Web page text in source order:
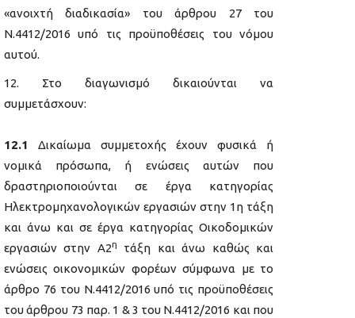
«ανοιχτή διαδικασία» του άρθρου 27 του
Ν.4412/2016 υπό τις προϋποθέσεις του νόμου
αυτού.
Στο διαγωνισμό δικαιούνται να
συμμετάσχουν:
12.1
Δικαίωμα συμμετοχής έχουν φυσικά ή
νομικά πρόσωπα, ή ενώσεις αυτών που
δραστηριοποιούνται σε έργα κατηγορίας
Ηλεκτρομηχανολογικών εργασιών στην 1η τάξη
και άνω και σε έργα κατηγορίας Οικοδομικών
εργασιών στην Α2η
τάξη και άνω καθώς και
ενώσεις οικονομικών φορέων σύμφωνα με το
άρθρο 76 του Ν.4412/2016 υπό τις προϋποθέσεις
του άρθρου 73 παρ. 1 & 3 του Ν.4412/2016 και που